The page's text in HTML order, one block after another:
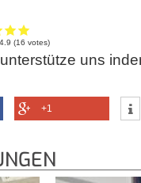
4.9 (16 votes)
uns
+1